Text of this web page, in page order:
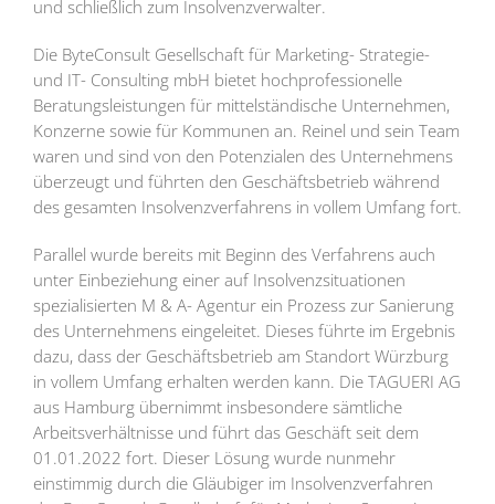
und schließlich zum Insolvenzverwalter.
Die ByteConsult Gesellschaft für Marketing- Strategie-
und IT- Consulting mbH bietet hochprofessionelle
Beratungsleistungen für mittelständische Unternehmen,
Konzerne sowie für Kommunen an. Reinel und sein Team
waren und sind von den Potenzialen des Unternehmens
überzeugt und führten den Geschäftsbetrieb während
des gesamten Insolvenzverfahrens in vollem Umfang fort.
Parallel wurde bereits mit Beginn des Verfahrens auch
unter Einbeziehung einer auf Insolvenzsituationen
spezialisierten M & A- Agentur ein Prozess zur Sanierung
des Unternehmens eingeleitet. Dieses führte im Ergebnis
dazu, dass der Geschäftsbetrieb am Standort Würzburg
in vollem Umfang erhalten werden kann. Die TAGUERI AG
aus Hamburg übernimmt insbesondere sämtliche
Arbeitsverhältnisse und führt das Geschäft seit dem
01.01.2022 fort. Dieser Lösung wurde nunmehr
einstimmig durch die Gläubiger im Insolvenzverfahren